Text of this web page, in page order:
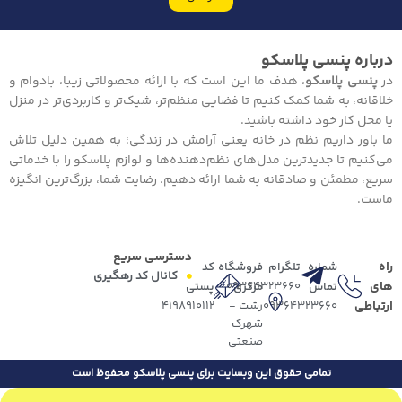
درباره پنسی پلاسکو
درپنسی پلاسکو، هدف ما این است که با ارائه محصولاتی زیبا، بادوام و
خلاقانه، به شما کمک کنیم تا فضایی منظم‌تر، شیک‌تر و کاربردی‌تر در منزل
یا محل کار خود داشته باشید.
ما باور داریم نظم در خانه یعنی آرامش در زندگی؛ به همین دلیل تلاش
می‌کنیم تا جدیدترین مدل‌های نظم‌دهنده‌ها و لوازم پلاسکو را با خدماتی
سریع، مطمئن و صادقانه به شما ارائه دهیم. رضایت شما، بزرگ‌ترین انگیزه
ماست.
دسترسی سریع
کانال کد رهگیری
راه
های
ارتباطی
شماره
تماس
09364323660
تلگرام
09364323660
فروشگاه
مرکزی
رشت -
شهرک
صنعتی
کد
پستی
4198910112
تمامی حقوق این وبسایت برای پنسی پلاسکو محفوظ است